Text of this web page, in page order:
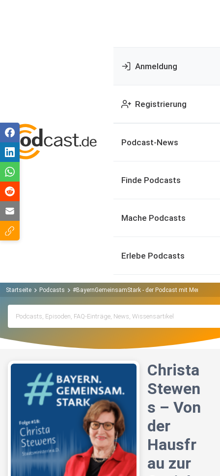
Anmeldung
Registrierung
Podcast-News
Finde Podcasts
Mache Podcasts
Erlebe Podcasts
Startseite Podcasts #BayernGemeinsamStark - der Podcast mit
Christa
Stewen
s – Von
der
Hausfr
au zur